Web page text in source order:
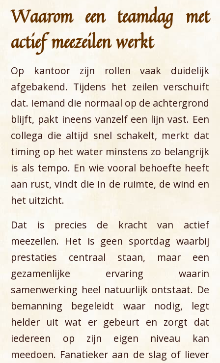
Waarom een teamdag met
actief meezeilen werkt
Op kantoor zijn rollen vaak duidelijk
afgebakend. Tijdens het zeilen verschuift
dat. Iemand die normaal op de achtergrond
blijft, pakt ineens vanzelf een lijn vast. Een
collega die altijd snel schakelt, merkt dat
timing op het water minstens zo belangrijk
is als tempo. En wie vooral behoefte heeft
aan rust, vindt die in de ruimte, de wind en
het uitzicht.
Dat is precies de kracht van actief
meezeilen. Het is geen sportdag waarbij
prestaties centraal staan, maar een
gezamenlijke ervaring waarin
samenwerking heel natuurlijk ontstaat. De
bemanning begeleidt waar nodig, legt
helder uit wat er gebeurt en zorgt dat
iedereen op zijn eigen niveau kan
meedoen. Fanatieker aan de slag of liever